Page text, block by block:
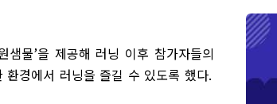
샘물’을 제공해 러닝 이후 참가자들의
경에서 러닝을 즐길 수 있도록 했다.